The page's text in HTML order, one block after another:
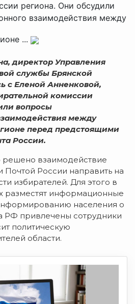
региона. Они обсудили
взаимодействия между
...
директор Управления
службы Брянской
с Еленой Анненковой,
комиссии
вопросы
между
перед предстоящими
России.
решено взаимодействие
России направить на
избирателей. Для этого в
разместят информационные
населения о
РФ привлечены сотрудники
политическую
области.